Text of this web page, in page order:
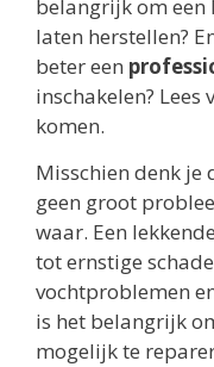
belangrijk om een
laten herstellen?
beter een
inschakelen?
komen.
Misschien denk je
geen groot
waar. Een
tot ernstige
vochtproblemen
is het belangrijk
mogelijk te